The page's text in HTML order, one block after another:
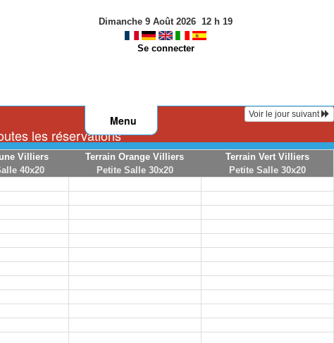
Dimanche 9 Août 2026 12 h 19
Se connecter
Menu Voir le jour suivant
les réservations
Villiers
40x20
Terrain Orange Villiers
Petite Salle 30x20
Terrain Vert Villiers
Petite Salle 30x20